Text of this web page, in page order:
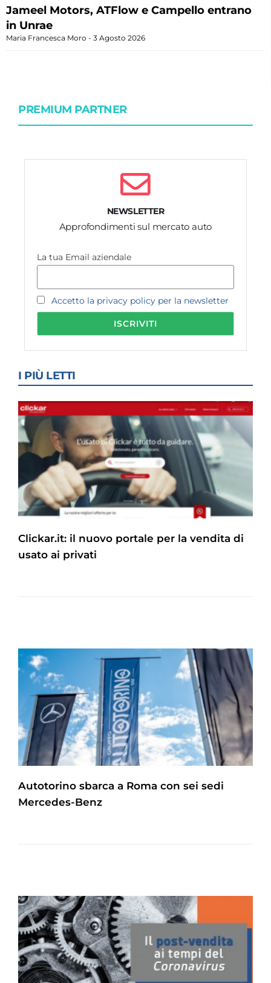
Jameel Motors, ATFlow e Campello entrano
in Unrae
Maria Francesca Moro 3 Agosto 2026
PREMIUM PARTNER
NEWSLETTER
Approfondimenti sul mercato auto
La tua Email aziendale
Accetto la privacy policy per la newsletter
I PIÙ LETTI
Clickar.it: il nuovo portale per la vendita di
usato ai privati
Autotorino sbarca a Roma con sei sedi
Mercedes-Benz